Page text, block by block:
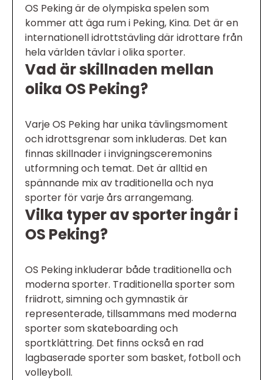
OS Peking är de olympiska spelen som
kommer att äga rum i Peking, Kina. Det är en
internationell idrottstävling där idrottare från
hela världen tävlar i olika sporter.
Vad är skillnaden mellan
olika OS Peking?
Varje OS Peking har unika tävlingsmoment
och idrottsgrenar som inkluderas. Det kan
finnas skillnader i invigningsceremonins
utformning och temat. Det är alltid en
spännande mix av traditionella och nya
sporter för varje års arrangemang.
Vilka typer av sporter ingår i
OS Peking?
OS Peking inkluderar både traditionella och
moderna sporter. Traditionella sporter som
friidrott, simning och gymnastik är
representerade, tillsammans med moderna
sporter som skateboarding och
sportklättring. Det finns också en rad
lagbaserade sporter som basket, fotboll och
volleyboll.